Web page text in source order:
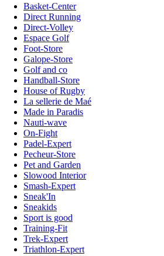
Basket-Center
Direct Running
Direct-Volley
Espace Golf
Foot-Store
Galope-Store
Golf and co
Handball-Store
House of Rugby
La sellerie de Maé
Made in Paradis
Nauti-wave
On-Fight
Padel-Expert
Pecheur-Store
Pet and Garden
Slowood Interior
Smash-Expert
Sneak'In
Sneakids
Sport is good
Training-Fit
Trek-Expert
Triathlon-Expert